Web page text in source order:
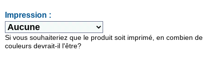
Impression :
Si vous souhaiteriez que le produit soit imprimé, en combien de
couleurs devrait-il l'être?